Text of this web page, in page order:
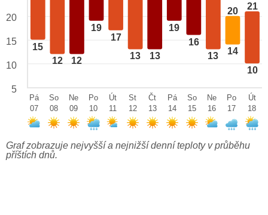
15
12 12
19
17
13 13
19
16
13
20
14
21
10
20
15
10
5
Pá
07
So
08
Ne
09
Po
10
Út
11
St
12
Čt
13
Pá
14
So
15
Ne
16
Po
17
Út
18
Graf zobrazuje nejvyšší a nejnižší denní teploty v průběhu
příštích dnů.